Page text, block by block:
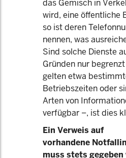
das Gemisch in
wird, eine öffentliche
so ist deren
nennen, was
Sind solche Dienste
Gründen nur
gelten etwa
Betriebszeiten oder
Arten von
verfügbar –, ist dies
Ein Verweis auf
vorhandene
muss stets gegeben